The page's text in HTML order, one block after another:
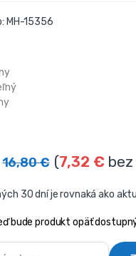
MH-15356
16,80€ (7,32 € bez
30 dní je rovnaká ako
bude produkt opäť